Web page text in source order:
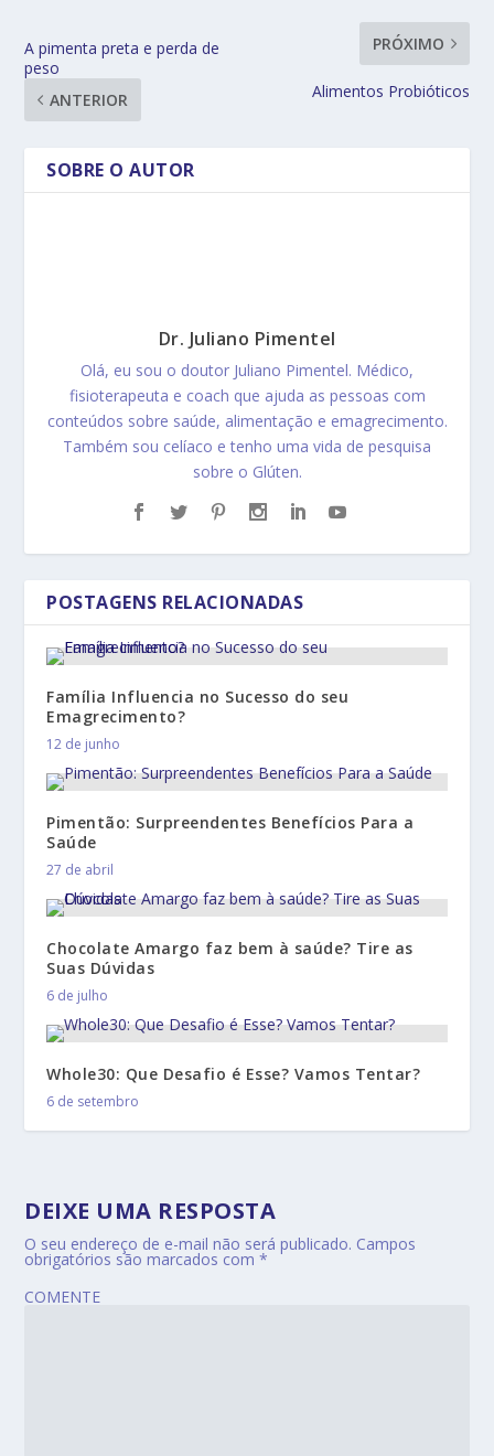
A pimenta preta e perda de
peso
ANTERIOR
PRÓXIMO
Alimentos Probióticos
SOBRE O AUTOR
Dr. Juliano Pimentel
Olá, eu sou o doutor Juliano Pimentel. Médico,
fisioterapeuta e coach que ajuda as pessoas com
conteúdos sobre saúde, alimentação e emagrecimento.
Também sou celíaco e tenho uma vida de pesquisa
sobre o Glúten.
POSTAGENS RELACIONADAS
Família Influencia no Sucesso do seu
Emagrecimento?
12 de junho
Pimentão: Surpreendentes Benefícios Para a
Saúde
27 de abril
Chocolate Amargo faz bem à saúde? Tire as
Suas Dúvidas
6 de julho
Whole30: Que Desafio é Esse? Vamos Tentar?
6 de setembro
DEIXE UMA RESPOSTA
O seu endereço de e-mail não será publicado. Campos
obrigatórios são marcados com*
COMENTE